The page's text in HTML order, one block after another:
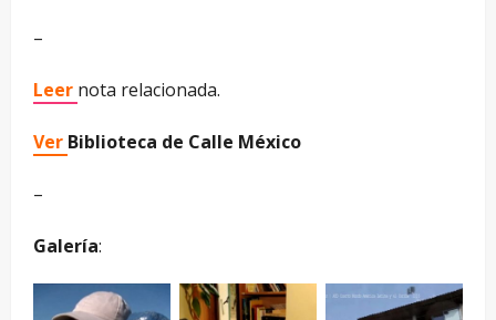
–
Leer nota relacionada.
Ver Biblioteca de Calle México
–
Galería: